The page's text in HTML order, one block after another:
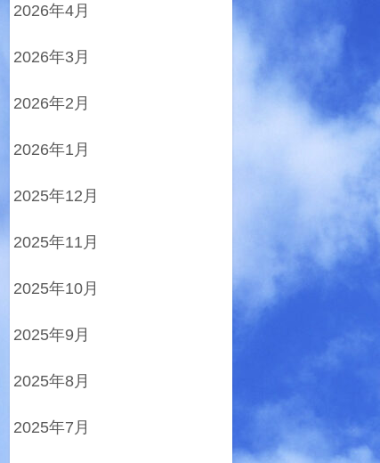
2026年4月
2026年3月
2026年2月
2026年1月
2025年12月
2025年11月
2025年10月
2025年9月
2025年8月
2025年7月